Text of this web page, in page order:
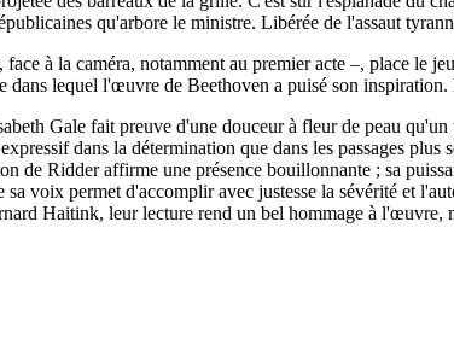
qu'arbore le ministre. Libérée de l'assaut
à la caméra, notamment au premier acte –, place le
lequel l'œuvre de Beethoven a puisé son
Gale fait preuve d'une douceur à fleur de peau
dans la détermination que dans les passages
de Ridder affirme une présence bouillonnante ; sa
voix permet d'accomplir avec justesse la sévérité et
Haitink, leur lecture rend un bel hommage à l'œuvre,